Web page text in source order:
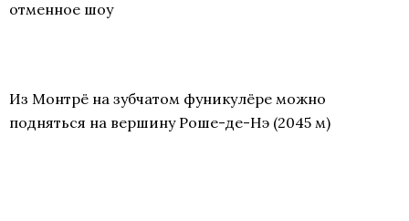
отменное шоу
Из Монтрё на зубчатом фуникулёре можно
подняться на вершину Роше-де-Нэ (2045 м)